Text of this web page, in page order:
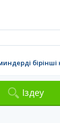
бірінші
Іздеу